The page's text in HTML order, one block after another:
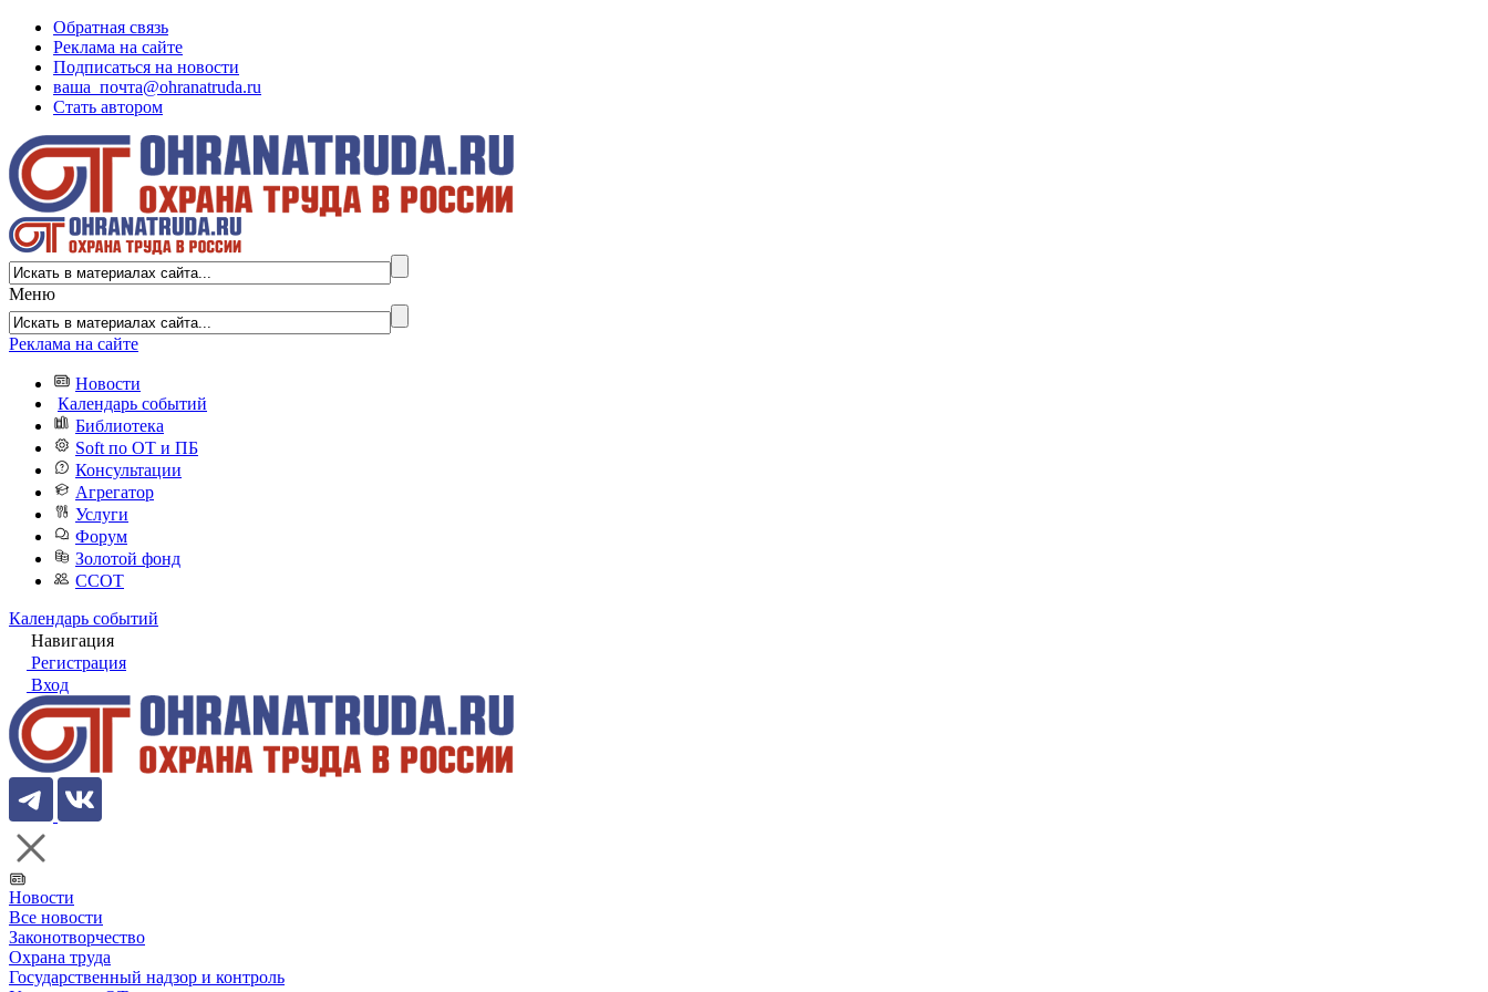
Обратная связь
Реклама на сайте
Подписаться на новости
ваша_почта@ohranatruda.ru
Стать автором
Меню
Реклама на сайте
Новости
Календарь событий
Библиотека
Soft по ОТ и ПБ
Консультации
Агрегатор
Услуги
Форум
Золотой фонд
ССОТ
Календарь событий
Навигация
Регистрация
Вход
Новости
Все новости
Законотворчество
Охрана труда
Государственный надзор и контроль